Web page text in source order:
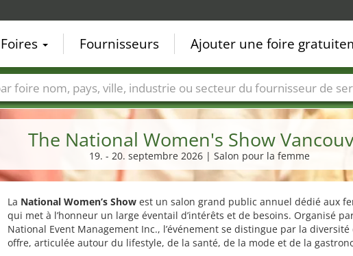
The National Women's Show
19. - 20. septembre 2026 | Salon pour la femme
La National Women’s Showest un salon grand public annuel dédié aux
qui met à l’honneur un large éventail d’intérêts et de besoins. Organisé
National Event Management Inc., l’événement se distingue par la diversité
offre, articulée autour du lifestyle, de la santé, de la mode et de la
Foires Fournisseurs Ajouter une foire
Pays Villes Secteurs de foire Secteurs du fournisseur de